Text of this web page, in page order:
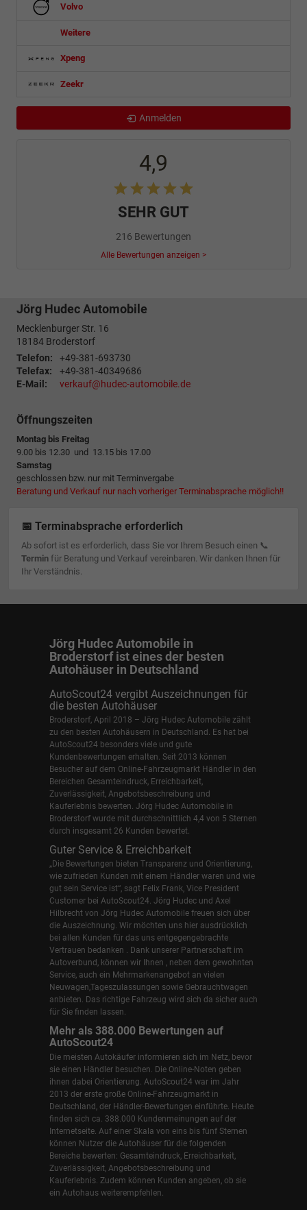
Volvo
Weitere
Xpeng
Zeekr
Anmelden
4,9
SEHR GUT
216 Bewertungen
Alle Bewertungen anzeigen >
Jörg Hudec Automobile
Mecklenburger Str. 16
18184 Broderstorf
Telefon:
+49-381-693730
Telefax:
+49-381-40349686
E-Mail:
verkauf@hudec-automobile.de
Öffnungszeiten
Montag bis Freitag
9.00 bis 12.30 und 13.15 bis 17.00
Samstag
geschlossen bzw. nur mit Terminvergabe
Beratung und Verkauf nur nach vorheriger Terminabsprache möglich!!
📅 Terminabsprache erforderlich
Ab sofort ist es erforderlich, dass Sie vor Ihrem Besuch einen 📞
Terminfür Beratung und Verkauf vereinbaren. Wir danken Ihnen für
Ihr Verständnis.
Jörg Hudec Automobile in
Broderstorf ist eines der besten
Autohäuser in Deutschland
AutoScout24 vergibt Auszeichnungen für
die besten Autohäuser
Broderstorf, April 2018 – Jörg Hudec Automobile zählt
zu den besten Autohäusern in Deutschland. Es hat bei
AutoScout24 besonders viele und gute
Kundenbewertungen erhalten. Seit 2013 können
Besucher auf dem Online-Fahrzeugmarkt Händler in den
Bereichen Gesamteindruck, Erreichbarkeit,
Zuverlässigkeit, Angebotsbeschreibung und
Kauferlebnis bewerten. Jörg Hudec Automobile in
Broderstorf wurde mit durchschnittlich 4,4 von 5 Sternen
durch insgesamt 26 Kunden bewertet.
Guter Service & Erreichbarkeit
„Die Bewertungen bieten Transparenz und Orientierung,
wie zufrieden Kunden mit einem Händler waren und wie
gut sein Service ist“, sagt Felix Frank, Vice President
Customer bei AutoScout24. Jörg Hudec und Axel
Hilbrecht von Jörg Hudec Automobile freuen sich über
die Auszeichnung. Wir möchten uns hier ausdrücklich
bei allen Kunden für das uns entgegengebrachte
Vertrauen bedanken . Dank unserer Partnerschaft im
Autoverbund, können wir Ihnen , neben dem gewohnten
Service, auch ein Mehrmarkenangebot an vielen
Neuwagen,Tageszulassungen sowie Gebrauchtwagen
anbieten. Das richtige Fahrzeug wird sich da sicher auch
für Sie finden lassen.
Mehr als 388.000 Bewertungen auf
AutoScout24
Die meisten Autokäufer informieren sich im Netz, bevor
sie einen Händler besuchen. Die Online-Noten geben
ihnen dabei Orientierung. AutoScout24 war im Jahr
2013 der erste große Online-Fahrzeugmarkt in
Deutschland, der Händler-Bewertungen einführte. Heute
finden sich ca. 388.000 Kundenmeinungen auf der
Internetseite. Auf einer Skala von eins bis fünf Sternen
können Nutzer die Autohäuser für die folgenden
Bereiche bewerten: Gesamteindruck, Erreichbarkeit,
Zuverlässigkeit, Angebotsbeschreibung und
Kauferlebnis. Zudem können Kunden angeben, ob sie
ein Autohaus weiterempfehlen.